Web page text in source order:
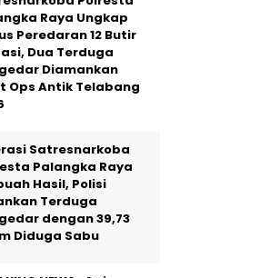
Raya Ungkap
Peredaran 12 Butir
Dua Terduga
Diamankan
Ops Antik Telabang
Satresnarkoba
Palangka Raya
Hasil, Polisi
Terduga
dengan 39,73
Diduga Sabu